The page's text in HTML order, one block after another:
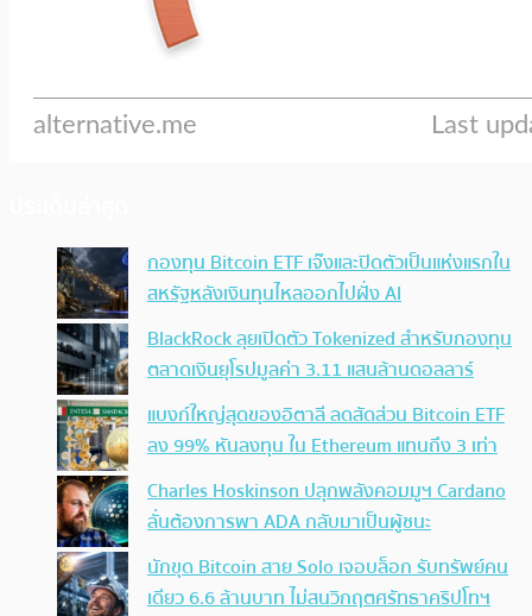
กองทุน Bitcoin ETF เจ๊งและปิดตัวเป็นแห่งแรกใน
สหรัฐหลังเงินทุนไหลออกไปฝั่ง AI
BlackRock ลุยเปิดตัว Tokenized สำหรับกองทุน
ตลาดเงินยุโรปมูลค่า 3.11 แสนล้านดอลลาร์
แบงก์ใหญ่สุดของอิตาลี ลดสัดส่วน Bitcoin ETF
ลง 99% หันลงทุน ใน Ethereum แทนถึง 3 เท่า
Charles Hoskinson ปลุกพลังคอมมูฯ Cardano
ลั่นต้องการพา ADA กลับมาเป็นผู้ชนะ
นักขุด Bitcoin สาย Solo เจอบล็อก รับทรัพย์คน
เดียว 6.6 ล้านบาท ไม่สนวิกฤตศรัทธาคริปโทฯ